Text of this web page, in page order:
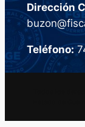
Dirección
Teléfono: